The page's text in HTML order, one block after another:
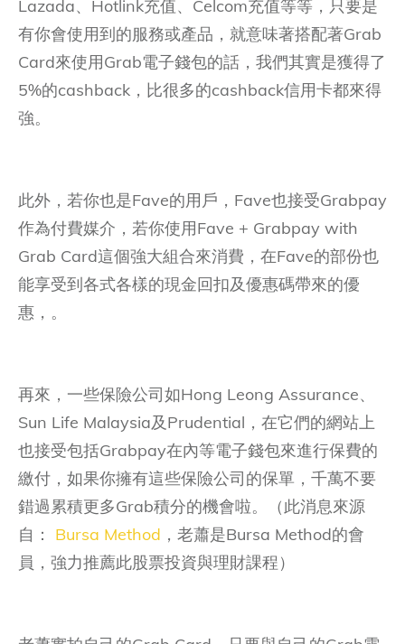
Lazada、Hotlink充值、Celcom充值等等，只要是
有你會使用到的服務或產品，就意味著搭配著Grab
Card來使用Grab電子錢包的話，我們其實是獲得了
5%的cashback，比很多的cashback信用卡都來得
強。
此外，若你也是Fave的用戶，Fave也接受Grabpay
作為付費媒介，若你使用Fave + Grabpay with
Grab Card這個強大組合來消費，在Fave的部份也
能享受到各式各樣的現金回扣及優惠碼帶來的優
惠，。
再來，一些保險公司如Hong Leong Assurance、
Sun Life Malaysia及Prudential，在它們的網站上
也接受包括Grabpay在內等電子錢包來進行保費的
繳付，如果你擁有這些保險公司的保單，千萬不要
錯過累積更多Grab積分的機會啦。（此消息來源
自： Bursa Method ，老蕭是Bursa Method的會
員，強力推薦此股票投資與理財課程）